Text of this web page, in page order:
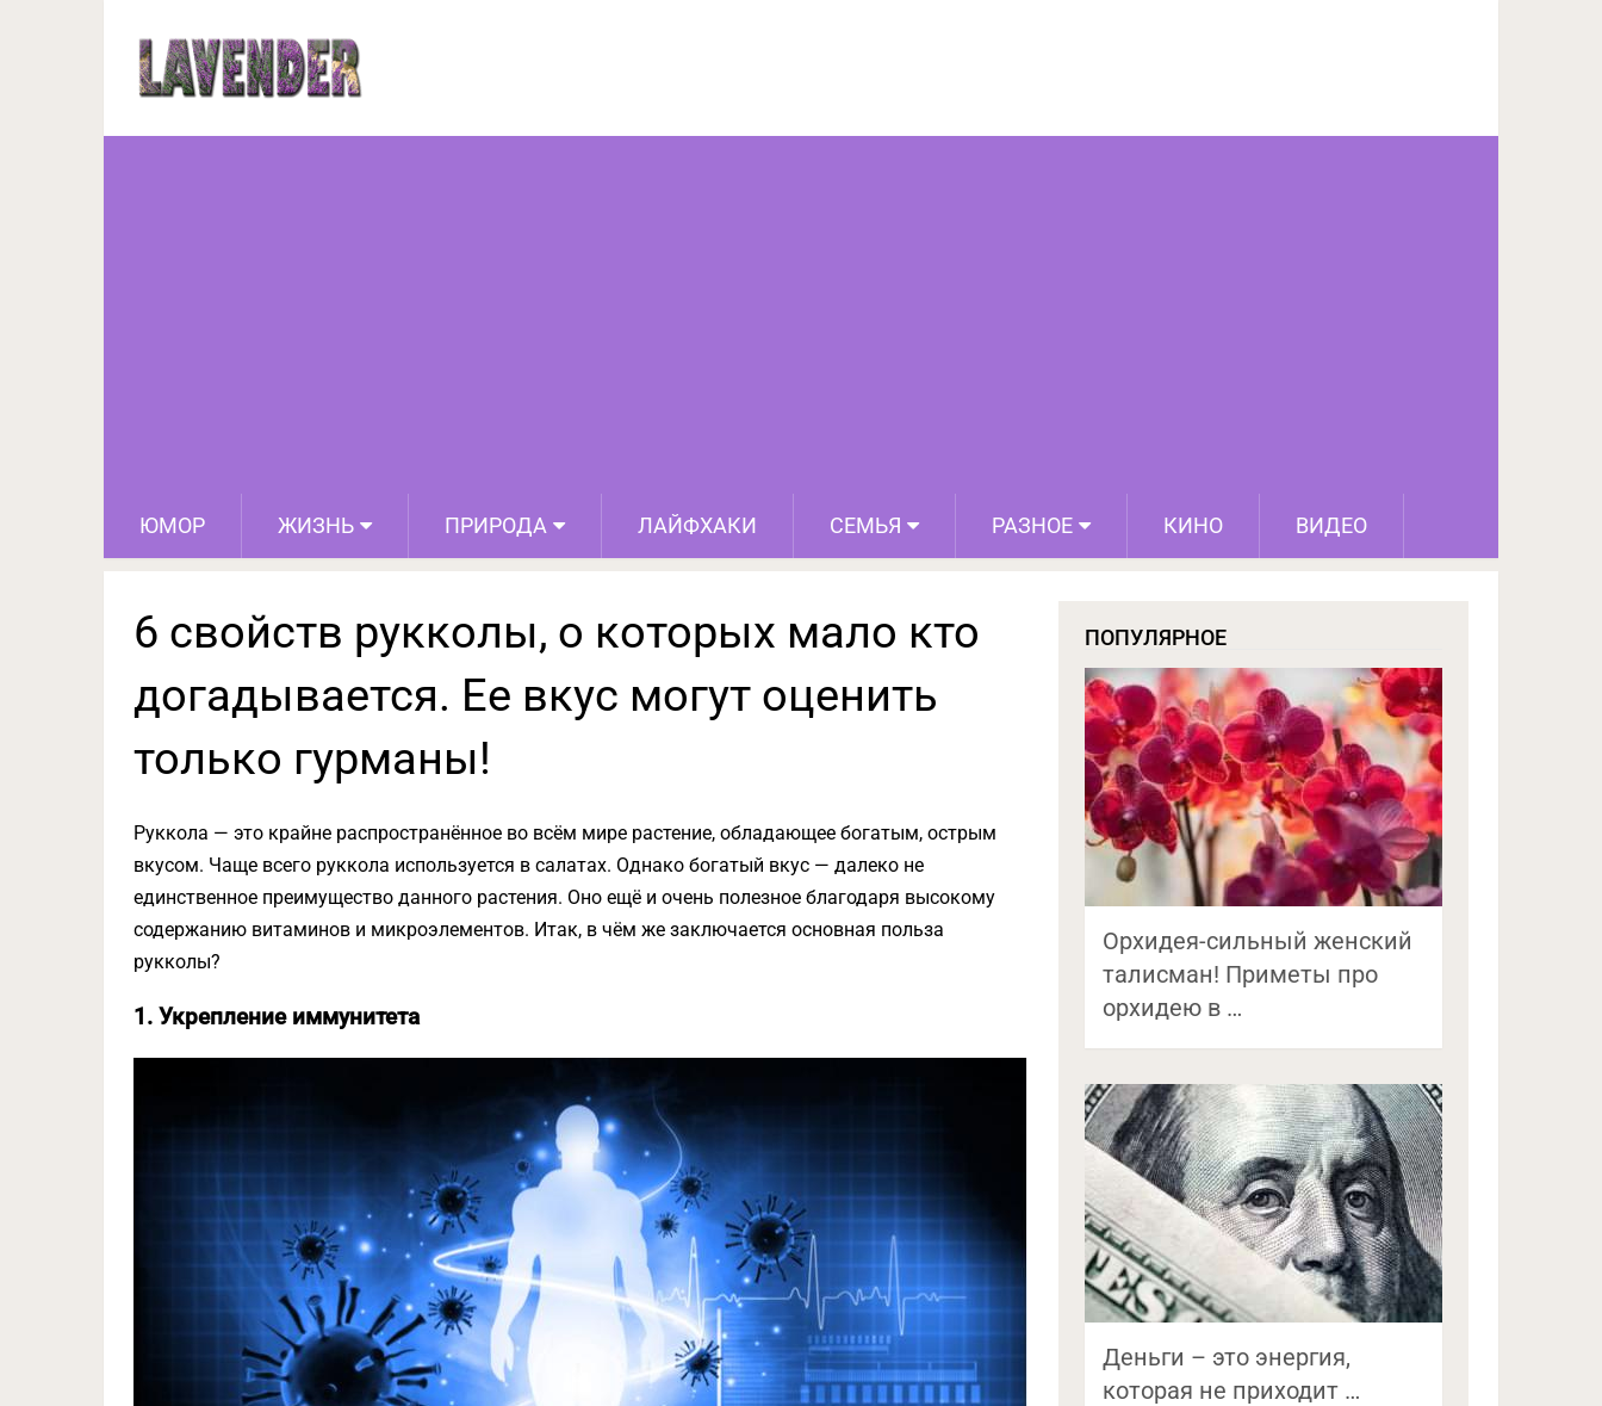
ЮМОР ЖИЗНЬ ПРИРОДА ЛАЙФХАКИ СЕМЬЯ РАЗНОЕ КИНО ВИДЕО
6 свойств рукколы, о которых мало кто догадывается. Ее вкус
6 свойств рукколы, о которых мало кто
догадывается. Ее вкус могут оценить
только гурманы!
Руккола — это крайне распространённое во всём мире растение, обладающее богатым, острым
вкусом. Чаще всего руккола используется в салатах. Однако богатый вкус — далеко не
единственное преимущество данного растения. Оно ещё и очень полезное благодаря высокому
содержанию витаминов и микроэлементов. Итак, в чём же заключается основная польза
рукколы?
1. Укрепление иммунитета
ПОПУЛЯРНОЕ
Орхидея-сильный женский
талисман! Приметы про
орхидею в …
Деньги – это энергия,
которая не приходит …